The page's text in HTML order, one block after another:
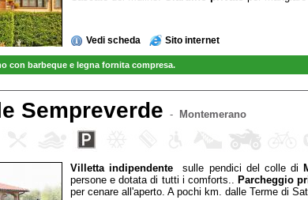
Vedi scheda Sito internet
con barbeque e legna fornita compresa.
Sempreverde - Montemerano
Villetta indipendente sulle pendici del colle di
persone e dotata di tutti i comforts.. Parcheggio
per cenare all'aperto. A pochi km. dalle Terme di